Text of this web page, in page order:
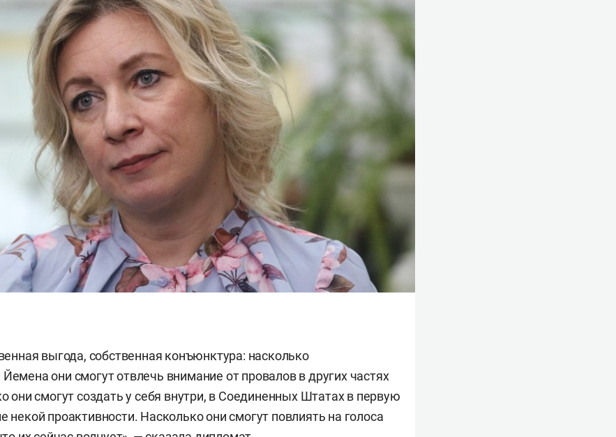
выгода, собственная конъюнктура: насколько
они смогут отвлечь внимание от провалов в других частях
они смогут создать у себя внутри, в Соединенных Штатах в первую
проактивности. Насколько они смогут повлиять на голоса